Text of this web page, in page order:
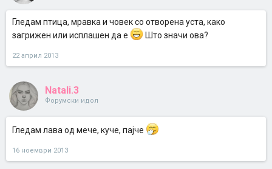
Гледам птица, мравка и човек со отворена уста, како
загрижен или исплашен да е
Што значи ова?
22 април 2013
Natali.3
Форумски идол
Гледам лава од мече, куче, пајче
16 ноември 2013